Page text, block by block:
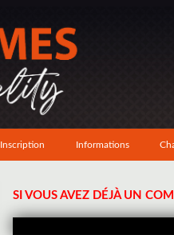
Inscription Informations
SI VOUS AVEZ DÉJÀ UN